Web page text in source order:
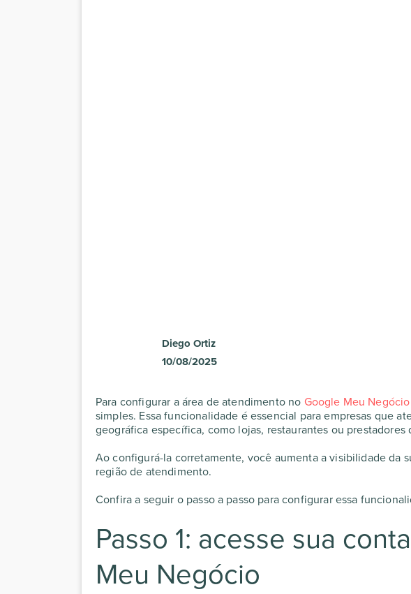
Diego Ortiz
10/08/2025
Para configurar a área de atendimento no Google Meu Negócio
simples. Essa funcionalidade é essencial para empresas que
geográfica específica, como lojas, restaurantes ou prestadores
Ao configurá-la corretamente, você aumenta a visibilidade da
região de atendimento.
Confira a seguir o passo a passo para configurar essa
Passo 1: acesse sua
Meu Negócio